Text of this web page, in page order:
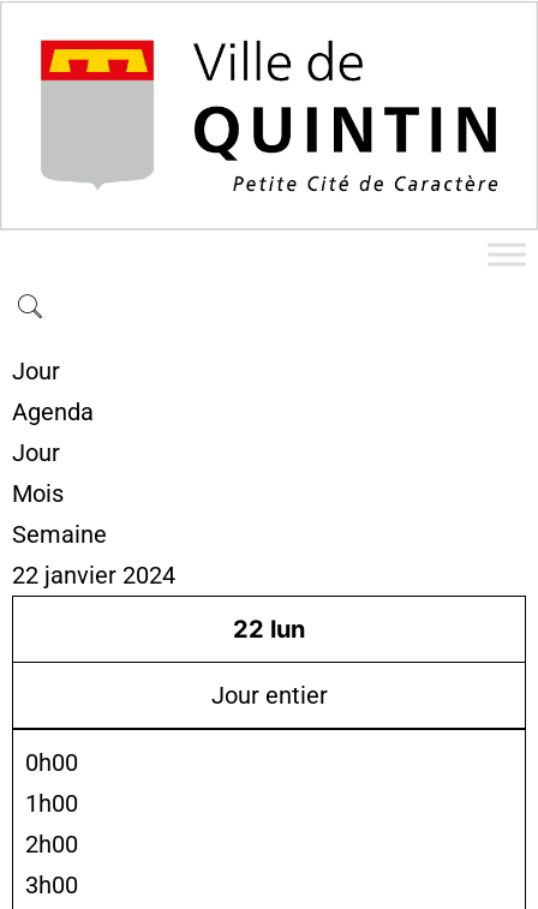
Jour
Agenda
Jour
Mois
Semaine
22 janvier 2024
22 lun
Jour entier
0h00
1h00
2h00
3h00